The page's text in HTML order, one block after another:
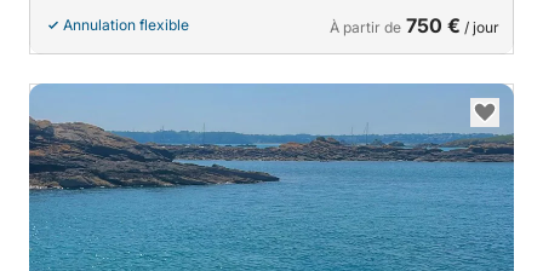
Annulation flexible À partir de 750 € / jour